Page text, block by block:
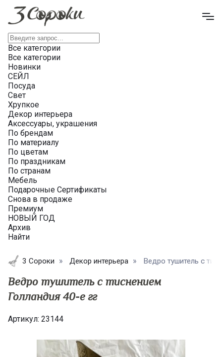
Все категории
Все категории
Новинки
СЕЙЛ
Посуда
Свет
Хрупкое
Декор интерьера
Аксессуары, украшения
По брендам
По материалу
По цветам
По праздникам
По странам
Мебель
Подарочные Сертификаты
Снова в продаже
Премиум
НОВЫЙ ГОД
Архив
Найти
3 Сороки Декор интерьера Ведро тушитель с
Ведро тушитель с тиснением
Голландия 40-е гг
Артикул: 23144